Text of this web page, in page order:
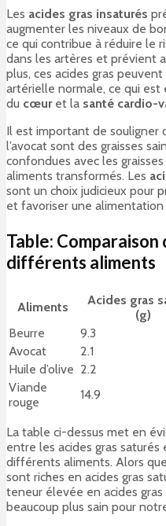
Les acides gras insaturés
augmenter les niveaux de
ce qui contribue à réduire le
dans les artères et prévient
plus, ces acides gras
artérielle normale, ce qui
du cœuret la santé cardio-
Il est important de souligner
l’avocat sont des graisses
confondues avec les
aliments transformés. Les
sont un choix judicieux pour
et favoriser une alimentation
Table: Comparaison
différents aliments
Aliments
Acides gras
(g)
Beurre
9.3
Avocat
2.1
Huile d’olive 2.2
Viande
rouge
14.9
La table ci-dessus met en
entre les acides gras saturés
différents aliments. Alors
sont riches en acides gras
teneur élevée en acides
beaucoup plus sain pour